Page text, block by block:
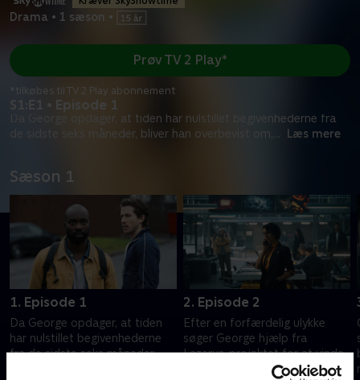
Drama • 1 sæson •
S1:E1 • Episode 1
Da George opdager, at tiden har nulstillet begivenhederne fra
de sidste seks måneder, bliver han overbevist om,
... Læs mere
Prøv TV 2 Play*
*tilkøbes til TV 2 Play abonnement
Sæson 1
1. Episode 1
Da George opdager, at tiden
har nulstillet begivenhederne
fra de sidste seks måneder,
2. Episode 2
Efter en forfærdelig ulykke
søger George hjælp fra
Lazarus-projektet for at vinde
det tabte tilbage.